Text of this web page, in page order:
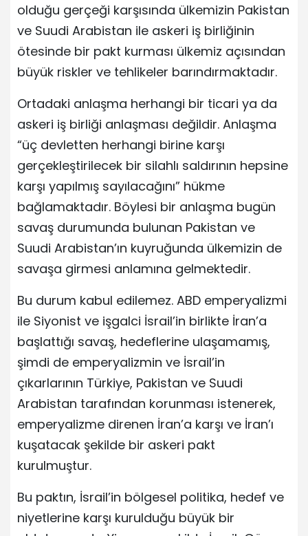
olduğu gerçeği karşısında ülkemizin Pakistan
ve Suudi Arabistan ile askeri iş birliğinin
ötesinde bir pakt kurması ülkemiz açısından
büyük riskler ve tehlikeler barındırmaktadır.
Ortadaki anlaşma herhangi bir ticari ya da
askeri iş birliği anlaşması değildir. Anlaşma
“üç devletten herhangi birine karşı
gerçekleştirilecek bir silahlı saldırının hepsine
karşı yapılmış sayılacağını” hükme
bağlamaktadır. Böylesi bir anlaşma bugün
savaş durumunda bulunan Pakistan ve
Suudi Arabistan’ın kuyruğunda ülkemizin de
savaşa girmesi anlamına gelmektedir.
Bu durum kabul edilemez. ABD emperyalizmi
ile Siyonist ve işgalci İsrail’in birlikte İran’a
başlattığı savaş, hedeflerine ulaşamamış,
şimdi de emperyalizmin ve İsrail’in
çıkarlarının Türkiye, Pakistan ve Suudi
Arabistan tarafından korunması istenerek,
emperyalizme direnen İran’a karşı ve İran’ı
kuşatacak şekilde bir askeri pakt
kurulmuştur.
Bu paktın, İsrail’in bölgesel politika, hedef ve
niyetlerine karşı kurulduğu büyük bir